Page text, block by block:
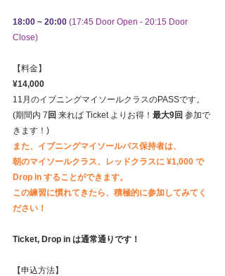
18:00 ~ 20:00 (17:45 Door Open - 20:15 Door
Close)
【料金】
¥14,000
11月のイブニングマイソールクラスのPASSです。
(期間内 7 回 来れば Ticket よりお得！ 最大9回 参加で
きます！)
また、イブニングマイソールパス保持者は、
朝のマイソールクラス、レッドクラスに ¥1,000 で
Drop in することができます。
この練習に慣れてきたら、積極的に参加してみてく
ださい！
Ticket, Drop in は通常通りです！
【申込方法】